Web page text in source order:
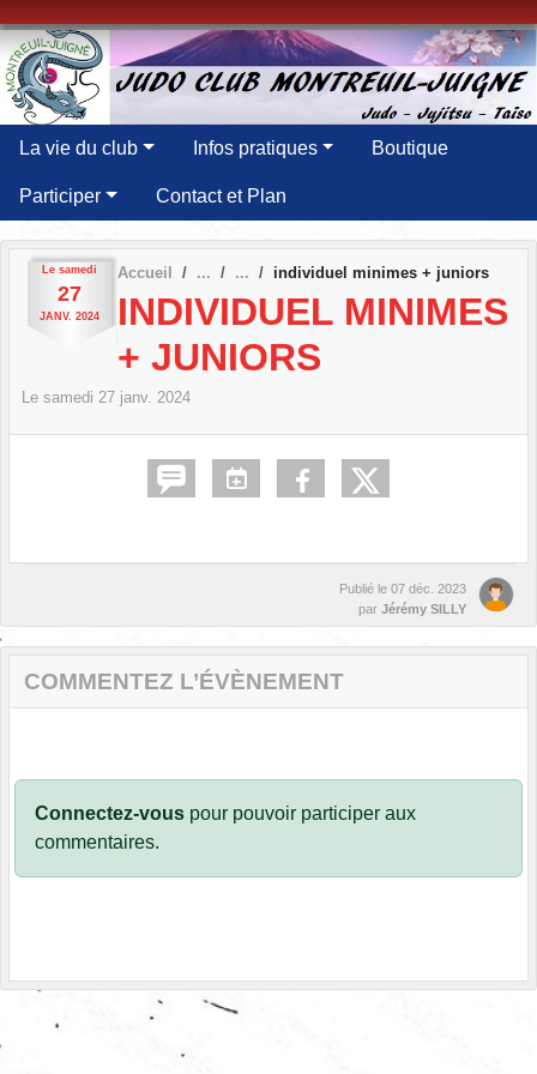
La vie du club Infos pratiques Boutique
Participer Contact et Plan
Le samedi
27
JANV. 2024
Accueil individuel minimes + juniors
INDIVIDUEL MINIMES
+ JUNIORS
Le samedi 27 janv. 2024
Publié le 07 déc. 2023
par Jérémy SILLY
COMMENTEZ L’ÉVÈNEMENT
Connectez-vous pour pouvoir participer aux
commentaires.